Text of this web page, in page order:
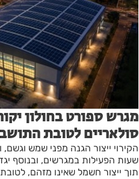
מגרש ספורט בחולון
סולאריים לטובת
הקירוי ייצור הגנה מפני שמש
שעות הפעילות במגרשים, ובנוסף
תוך ייצור חשמל שאינו מזהם,